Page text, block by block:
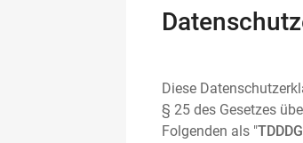
Diese
§ 25 des Gesetzes
Folgenden als "TDDDG